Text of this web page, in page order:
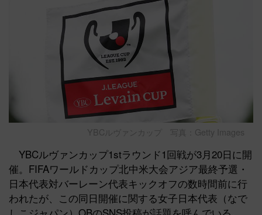
YBCルヴァンカップ 写真：Getty Images
YBCルヴァンカップ1stラウンド1回戦が3月20日に開
催。FIFAワールドカップ北中米大会アジア最終予選・
日本代表対バーレーン代表キックオフの数時間前に行
われたが、この同日開催に関する女子日本代表（なで